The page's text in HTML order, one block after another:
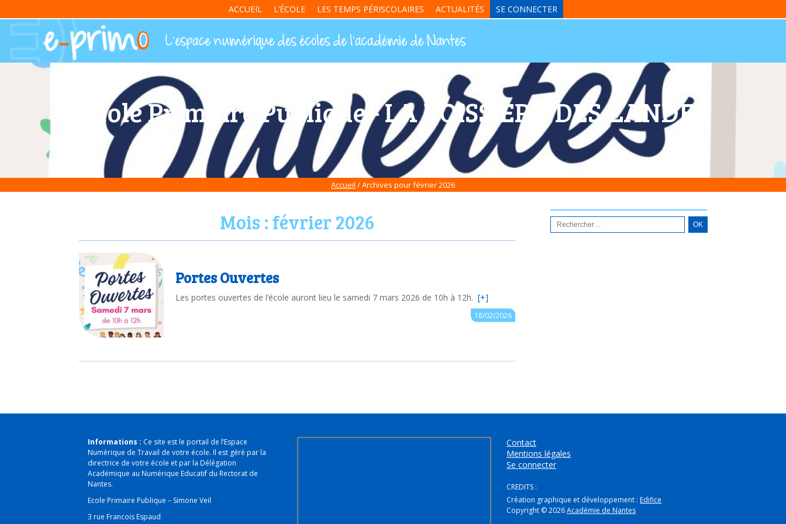
ACCUEIL L’ÉCOLE LES TEMPS PÉRISCOLAIRES ACTUALITÉS SE CONNECTER
Ecole Primaire Publique - LA BOISSIERE-DES-LANDES
Accueil / Archives pour février 2026
Mois :février 2026
Portes Ouvertes
Les portes ouvertes de l’école auront lieu le samedi 7 mars 2026 de 10h à 12h. [+]
18/02/2026
Informations : Ce site est le portail de l’Espace
Numérique de Travail de votre école. Il est géré par la
directrice de votre école et par la Délégation
Académique au Numérique Educatif du Rectorat de
Nantes.
Ecole Primaire Publique – Simone Veil
3 rue Francois Espaud
Contact
Mentions légales
Se connecter
CREDITS :
Création graphique et développement :Edifice
Copyright © 2026Académie de Nantes